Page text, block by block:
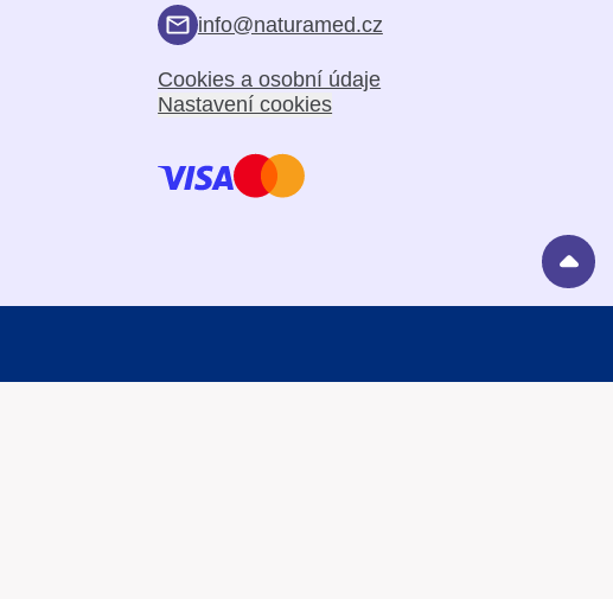
info@naturamed.cz
Cookies a osobní údaje
Nastavení cookies